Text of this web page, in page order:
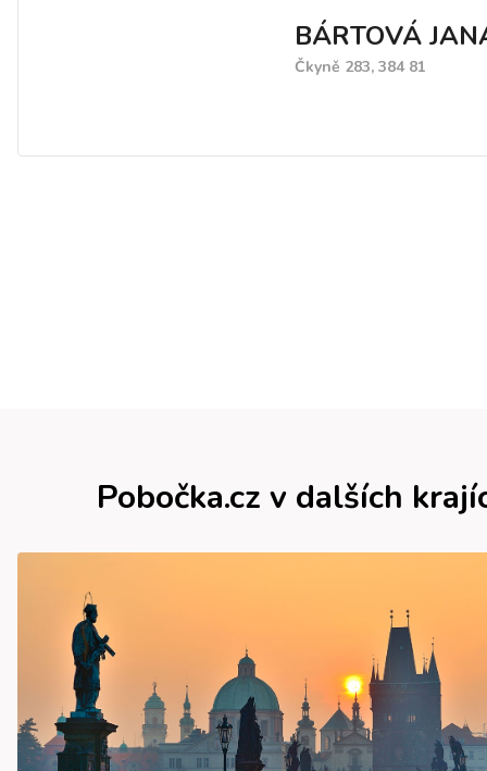
malby.
BÁRTOVÁ
Čkyně 283, 384 81
Pobočka.cz v dalších